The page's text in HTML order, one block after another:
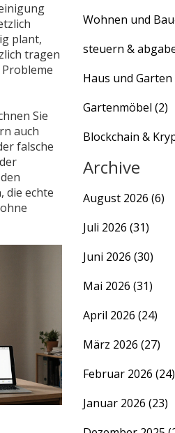
plant,
tragen
Sie
auch
falsche
die echte
Wohnen und
steuern &
Haus und Garten
Gartenmöbel (2)
Blockchain &
Archive
August 2026 (6)
Juli 2026 (31)
Juni 2026 (30)
Mai 2026 (31)
April 2026 (24)
März 2026 (27)
Februar 2026 (24)
Januar 2026 (23)